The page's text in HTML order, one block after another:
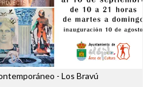
- Los Bravú